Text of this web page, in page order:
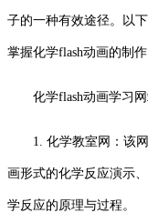
子的一种有效途径。以
掌握化学flash动画的制作
化学flash动画学习
1. 化学教室网：该
画形式的化学反应演示
学反应的原理与过程。